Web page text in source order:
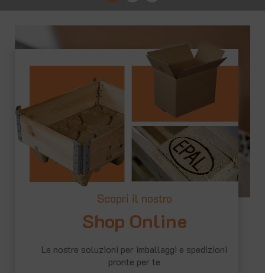
Shop Online
Le nostre soluzioni per imballaggi e spedizioni
pronte per te